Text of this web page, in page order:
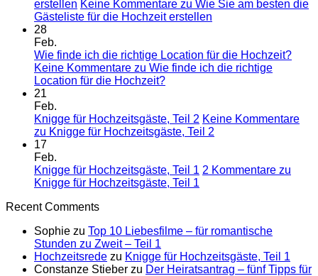
erstellen Keine Kommentare zu Wie Sie am besten die
Gästeliste für die Hochzeit erstellen
28
Feb.
Wie finde ich die richtige Location für die Hochzeit?
Keine Kommentare zu Wie finde ich die richtige
Location für die Hochzeit?
21
Feb.
Knigge für Hochzeitsgäste, Teil 2 Keine Kommentare
zu Knigge für Hochzeitsgäste, Teil 2
17
Feb.
Knigge für Hochzeitsgäste, Teil 1 2 Kommentare zu
Knigge für Hochzeitsgäste, Teil 1
Recent Comments
Sophie zu Top 10 Liebesfilme – für romantische
Stunden zu Zweit – Teil 1
Hochzeitsrede zu Knigge für Hochzeitsgäste, Teil 1
Constanze Stieber zu Der Heiratsantrag – fünf Tipps für